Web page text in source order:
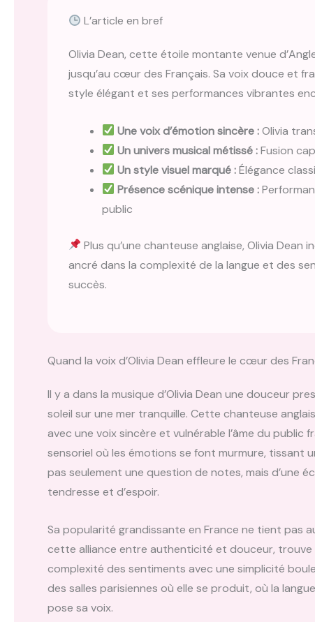
L’article en bref
Olivia Dean, cette étoile montante venue
jusqu’au cœur des Français. Sa voix douce et
style élégant et ses performances vibrantes
Une voix d’émotion sincère :Olivia
Un univers musical métissé :Fusion
Un style visuel marqué :Élégance
Présence scénique intense :
public
Plus qu’une chanteuse anglaise, Olivia
ancré dans la complexité de la langue et des
succès.
Quand la voix d’Olivia Dean effleure le cœur des
Il y a dans la musique d’Olivia Dean une douceur
soleil sur une mer tranquille. Cette chanteuse
avec une voix sincère et vulnérable l’âme du public
sensoriel où les émotions se font murmure, tissant
pas seulement une question de notes, mais d’une
tendresse et d’espoir.
Sa popularité grandissante en France ne tient pas
cette alliance entre authenticité et douceur, trouve
complexité des sentiments avec une simplicité
des salles parisiennes où elle se produit, où la
pose sa voix.